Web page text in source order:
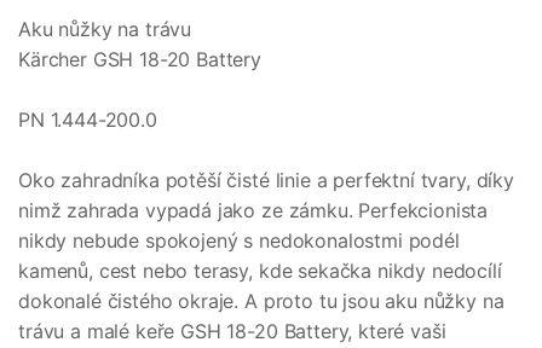
Aku nůžky na trávu
Kärcher GSH 18-20 Battery
PN 1.444-200.0
Oko zahradníka potěší čisté linie a perfektní tvary, díky
nimž zahrada vypadá jako ze zámku. Perfekcionista
nikdy nebude spokojený s nedokonalostmi podél
kamenů, cest nebo terasy, kde sekačka nikdy nedocílí
dokonalé čistého okraje. A proto tu jsou aku nůžky na
trávu a malé keře GSH 18-20 Battery, které vaši